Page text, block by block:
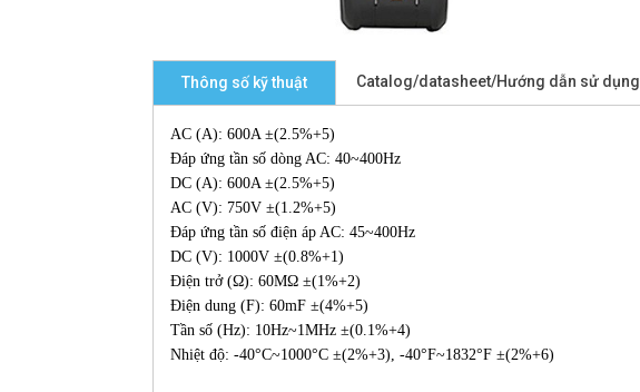
Thông số kỹ thuật Catalog/datasheet/Hướng dẫn sử dụng
AC (A): 600A ±(2.5%+5)
Đáp ứng tần số dòng AC: 40~400Hz
DC (A): 600A ±(2.5%+5)
AC (V): 750V ±(1.2%+5)
Đáp ứng tần số điện áp AC: 45~400Hz
DC (V): 1000V ±(0.8%+1)
Điện trở (Ω): 60MΩ ±(1%+2)
Điện dung (F): 60mF ±(4%+5)
Tần số (Hz): 10Hz~1MHz ±(0.1%+4)
Nhiệt độ: -40°C~1000°C ±(2%+3), -40°F~1832°F ±(2%+6)